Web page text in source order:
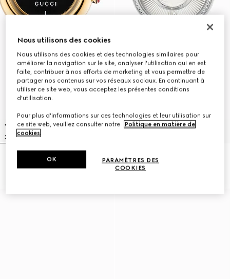
Montre Gucci Horsebit, 27x23 mm
14.350 kr.
Montre Model 2000, 24 mm
21.750 kr.
Nous utilisons des cookies
Nous utilisons des cookies et des technologies similaires pour
améliorer la navigation sur le site, analyser l'utilisation qui en est
faite, contribuer à nos efforts de marketing et vous permettre de
partager nos contenus sur vos réseaux sociaux. En continuant à
utiliser ce site web, vous acceptez les présentes conditions
d'utilisation.
Pour plus d'informations sur ces technologies et leur utilisation sur
ce site web, veuillez consulter notre
Politique en matière de
cookies.
PARAMÈTRES DES
COOKIES
OK